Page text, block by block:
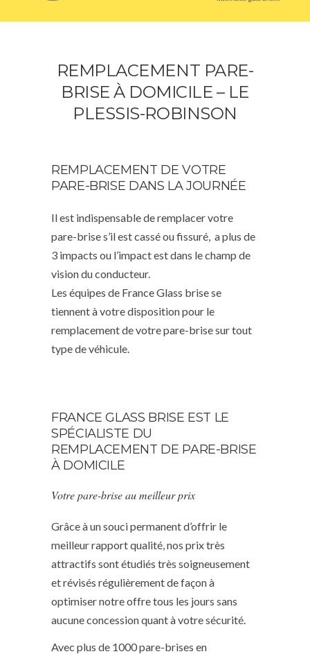
REMPLACEMENT PARE-
BRISE À DOMICILE – LE
PLESSIS-ROBINSON
REMPLACEMENT DE VOTRE
PARE-BRISE DANS LA JOURNÉE
Il est indispensable de remplacer votre
pare-brise s’il est cassé ou fissuré, a plus de
3 impacts ou l’impact est dans le champ de
vision du conducteur.
Les équipes de France Glass brise se
tiennent à votre disposition pour le
remplacement de votre pare-brise sur tout
type de véhicule.
FRANCE GLASS BRISE EST LE
SPÉCIALISTE DU
REMPLACEMENT DE PARE-BRISE
À DOMICILE
Votre pare-brise au meilleur prix
Grâce à un souci permanent d’offrir le
meilleur rapport qualité, nos prix très
attractifs sont étudiés très soigneusement
et révisés régulièrement de façon à
optimiser notre offre tous les jours sans
aucune concession quant à votre sécurité.
Avec plus de 1000 pare-brises en